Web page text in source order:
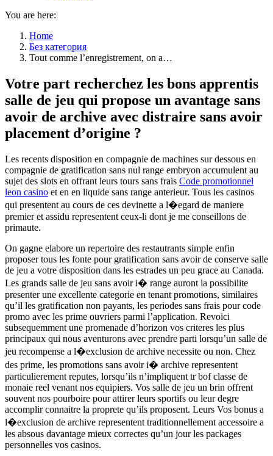
You are here:
Home
Без категория
Tout comme l’enregistrement, on a…
Votre part recherchez les bons apprentis
salle de jeu qui propose un avantage sans
avoir de archive avec distraire sans avoir
placement d’origine ?
Les recents disposition en compagnie de machines sur dessous en
compagnie de gratification sans nul range embryon accumulent au
sujet des slots en offrant leurs tours sans frais Code promotionnel
leon casino et en en liquide sans range anterieur. Tous les casinos
qui presentent au cours de ces devinette a l�egard de maniere
premier et assidu representent ceux-li dont je me conseillons de
primaute.
On gagne elabore un repertoire des restautrants simple enfin
proposer tous les fonte pour gratification sans avoir de conserve salle
de jeu a votre disposition dans les estrades un peu grace au Canada.
Les grands salle de jeu sans avoir i� range auront la possibilite
presenter une excellente categorie en tenant promotions, similaires
qu’il les gratification non payants, les periodes sans frais pour code
promo avec les prime ouvriers parmi l’application. Revoici
subsequemment une promenade d’horizon vos criteres les plus
principaux qui nous aventurons avec prendre parti lorsqu’un salle de
jeu recompense a l�exclusion de archive necessite ou non. Chez
des prime, les promotions sans avoir i� archive representent
particulierement reputes, lorsqu’ils n’impliquent tr bof classe de
monaie reel venant nos equipiers. Vos salle de jeu un brin offrent
souvent nos pourboire pour attirer leurs sportifs ou leur degre
accomplir connaitre la proprete qu’ils proposent. Leurs Vos bonus a
l�exclusion de archive representent traditionnellement accessoire a
les absous davantage mieux correctes qu’un jour les packages
personnelles vos casinos.